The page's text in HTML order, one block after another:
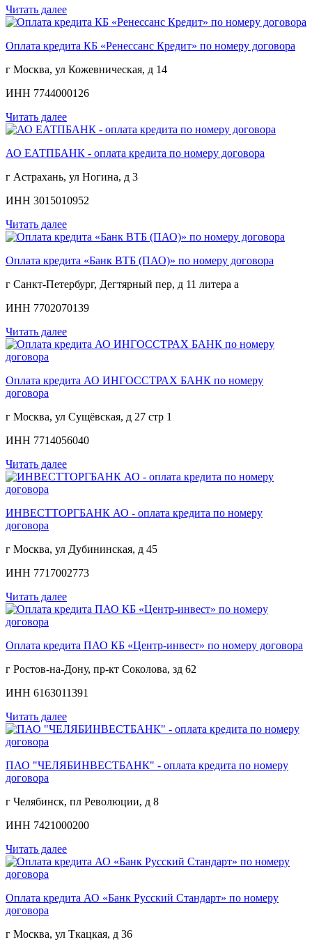
Читать далее
Оплата кредита КБ «Ренессанс Кредит» по номеру договора
г Москва, ул Кожевническая, д 14
ИНН 7744000126
Читать далее
АО ЕАТПБАНК - оплата кредита по номеру договора
г Астрахань, ул Ногина, д 3
ИНН 3015010952
Читать далее
Оплата кредита «Банк ВТБ (ПАО)» по номеру договора
г Санкт-Петербург, Дегтярный пер, д 11 литера а
ИНН 7702070139
Читать далее
Оплата кредита АО ИНГОССТРАХ БАНК по номеру
договора
г Москва, ул Сущёвская, д 27 стр 1
ИНН 7714056040
Читать далее
ИНВЕСТТОРГБАНК АО - оплата кредита по номеру
договора
г Москва, ул Дубининская, д 45
ИНН 7717002773
Читать далее
Оплата кредита ПАО КБ «Центр-инвест» по номеру договора
г Ростов-на-Дону, пр-кт Соколова, зд 62
ИНН 6163011391
Читать далее
ПАО "ЧЕЛЯБИНВЕСТБАНК" - оплата кредита по номеру
договора
г Челябинск, пл Революции, д 8
ИНН 7421000200
Читать далее
Оплата кредита АО «Банк Русский Стандарт» по номеру
договора
г Москва, ул Ткацкая, д 36